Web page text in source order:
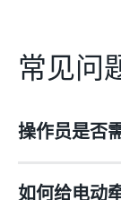
常见问
操作员是否
如何给电动